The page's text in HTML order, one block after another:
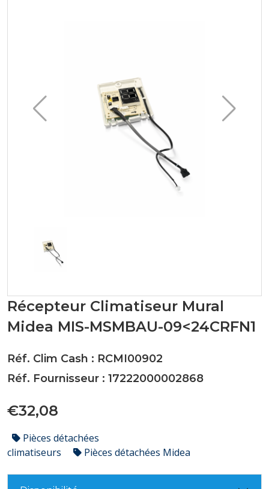
Récepteur Climatiseur Mural
Midea MIS-MSMBAU-09<24CRFN1
Réf. Clim Cash : RCMI00902
Réf. Fournisseur : 17222000002868
€32,08
Pièces détachées
climatiseurs
Pièces détachées Midea